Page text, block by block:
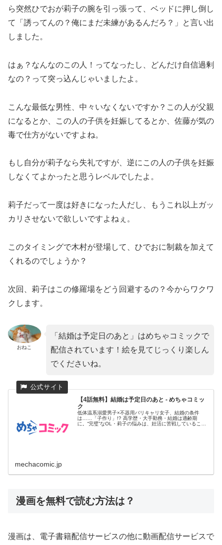
ら突然ひでおが莉子の腕を引っ張って、ベッドに押し倒し
て「誘ってんの？俺にまだ未練があるんだろ？」と言い出
しました。
はぁ？なんなのこの人！ってなったし、どんだけ自信過剰
なの？って突っ込んじゃいましたよ。
こんな最低な男性、中々いなくないですか？この人が父親
になるとか、この人の子供を妊娠してるとか、佐藤が気の
毒で仕方がないですよね。
もし自分が莉子なら失礼ですが、逆にこの人の子供を妊娠
しなくてよかったと思うレベルでしたよ。
莉子だって一度は好きになった人だし、もうこれ以上ガッ
カリさせないで欲しいですよねぇ。
このタイミングで木村が登場して、ひでおに制裁を加えて
くれるのでしょうか？
次回、莉子はこの修羅場をどう回避するの？今からワクワ
クします。
おねこ
「結婚は予定日のあと」はめちゃコミックで
配信されています！絵を見てじっくり楽しん
でくださいね。
【4話無料】結婚は予定日のあと - めちゃコミッ
ク
低体温系溺愛男子×不器用バリキャリ女子、結婚の条件
は……「子作り」!? 高学歴・大手勤務・結婚は適齢期
に。“完璧”なOL・莉子の悩みは、妊活に苦戦しているこ
mechacomic.jp
漫画を無料で読む方法は？
漫画は、電子書籍配信サービスの他に動画配信サービスで